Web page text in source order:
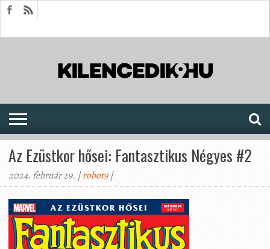
Az Ezüstkor hősei: Fantasztikus Négyes #2
2024. február 29. |robot9|